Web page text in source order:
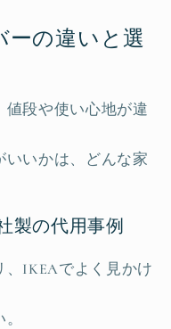
ーの違いと選
値段や使い心地が違
いかは、どんな家
製の代用事例
IKEAでよく見かけ